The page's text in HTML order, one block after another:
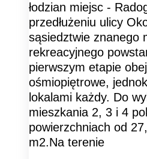
łodzian miejsc -
przedłużeniu ulicy
sąsiedztwie znanego
rekreacyjnego
pierwszym etapie
ośmiopiętrowe,
lokalami każdy. Do
mieszkania 2, 3 i 4
powierzchniach od
m2.Na terenie